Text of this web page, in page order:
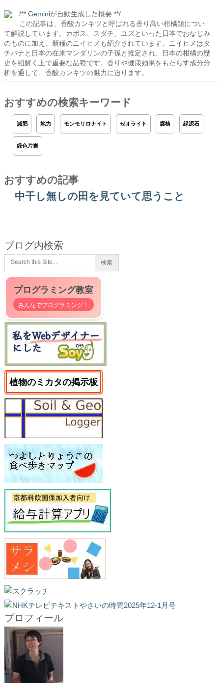
/** Geminiが自動生成した概要 **/
この記事は、香酸カンキツと呼ばれる香り高い柑橘類につい
て解説しています。カボス、スダチ、ユズといった日本でおなじみ
のものに加え、新種のニイヒメも紹介されています。ニイヒメはタ
チバナと日本の在来マンダリンの子孫と推定され、日本の柑橘の歴
史を紐解く上で重要な品種です。香りや健康効果をもたらす成分分
析を通して、香酸カンキツの魅力に迫ります。
おすすめの検索キーワード
減肥 地力 モンモリロナイト ゼオライト 腐植 緑泥石
緑色片岩
おすすめの記事
中干し無しの田を見ていて思うこと
ブログ内検索
プログラミング教室
みんなでプログラミング！
植物のミカタの掲示板
プロフィール